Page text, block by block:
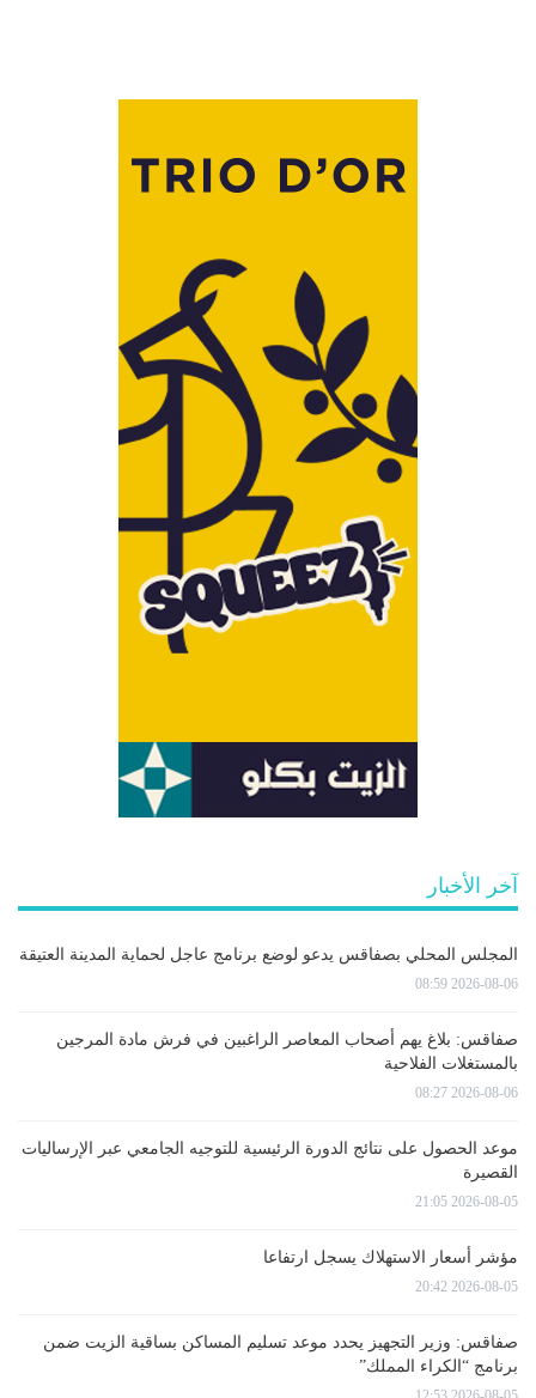
آخر الأخبار
المجلس المحلي بصفاقس يدعو لوضع برنامج عاجل لحماية المدينة العتيقة
2026-08-06 08:59
صفاقس: بلاغ يهم أصحاب المعاصر الراغبين في فرش مادة المرجين
بالمستغلات الفلاحية
2026-08-06 08:27
موعد الحصول على نتائج الدورة الرئيسية للتوجيه الجامعي عبر الإرساليات
القصيرة
2026-08-05 21:05
مؤشر أسعار الاستهلاك يسجل ارتفاعا
2026-08-05 20:42
صفاقس: وزير التجهيز يحدد موعد تسليم المساكن بساقية الزيت ضمن
برنامج “الكراء المملك”